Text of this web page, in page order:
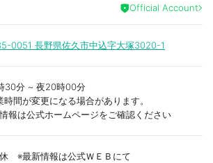
Official Account
0051 長野県佐久市中込字大塚3020-1
30分 ~ 夜20時00分
時間が変更になる場合があります。
報は公式ホームページをご確認ください
※最新情報は公式ＷＥＢにて